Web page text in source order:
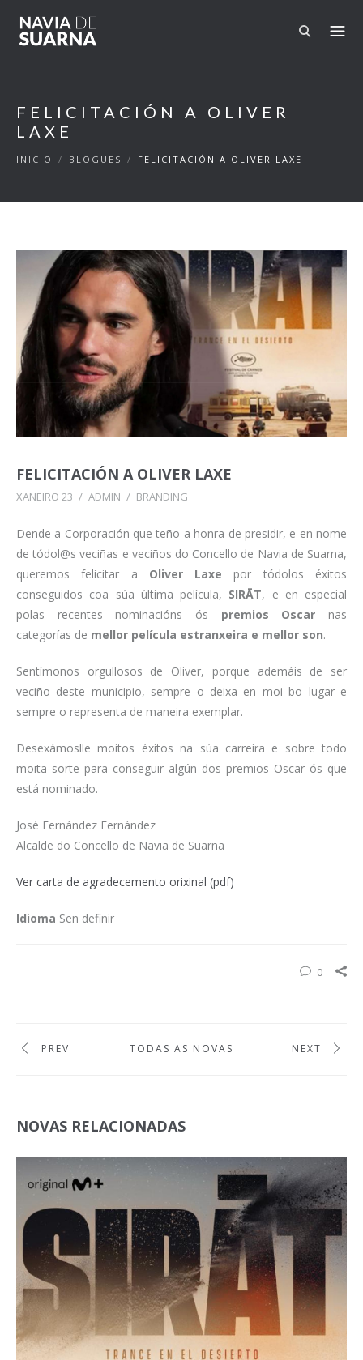
FELICITACIÓN A OLIVER
LAXE
INICIO / BLOGUES / FELICITACIÓN A OLIVER LAXE
FELICITACIÓN A OLIVER LAXE
XANEIRO 23 / ADMIN / BRANDING
Dende a Corporación que teño a honra de presidir, e en nome
de tódol@s veciñas e veciños do Concello de Navia de Suarna,
queremos felicitar a Oliver Laxe por tódolos éxitos
conseguidos coa súa última película, SIRĀT, e en especial
polas recentes nominacións ós premios Oscar nas
categorías de mellor película estranxeira e mellor son.
Sentímonos orgullosos de Oliver, porque ademáis de ser
veciño deste municipio, sempre o deixa en moi bo lugar e
sempre o representa de maneira exemplar.
Desexámoslle moitos éxitos na súa carreira e sobre todo
moita sorte para conseguir algún dos premios Oscar ós que
está nominado.
José Fernández Fernández
Alcalde do Concello de Navia de Suarna
Ver carta de agradecemento orixinal (pdf)
Idioma Sen definir
0
PREV TODAS AS NOVAS NEXT
NOVAS RELACIONADAS